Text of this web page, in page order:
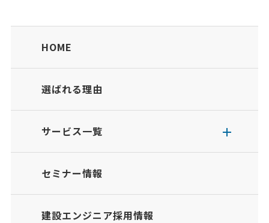
HOME
選ばれる理由
サービス一覧
セミナー情報
建設エンジニア採用情報